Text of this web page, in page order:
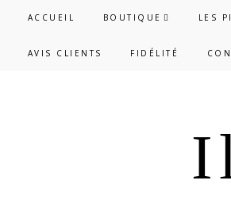
ACCUEIL BOUTIQUE LES
AVIS CLIENTS FIDÉLITÉ
Passer
Passer